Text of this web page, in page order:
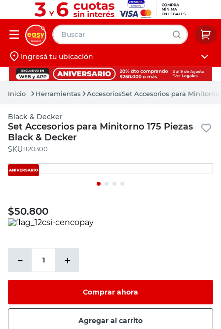
Buscar
Iniciá sesión
Ingresá tu ubicación
Herramientas AccesoriosSet Accesorios para Minitorno
Black & Decker
Set Accesorios para Minitorno 175 Piezas
Black & Decker
:1120300
$50.800
＋
－
Comprar ahora
Agregar al carrito
muebles
pintura
escritorio
puertas
placard